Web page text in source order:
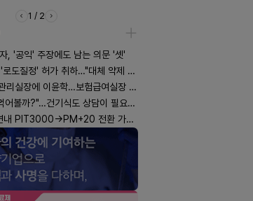
1 / 2
, '공익' 주장에도 남는 의문 '셋'
도질정' 허가 취하…"대체 약제 충분"
실장에 이윤학…보험급여실장 윤유경
볼까?"…건기식도 상담이 필요한 이유
PIT3000→PM+20 전환 가능할까